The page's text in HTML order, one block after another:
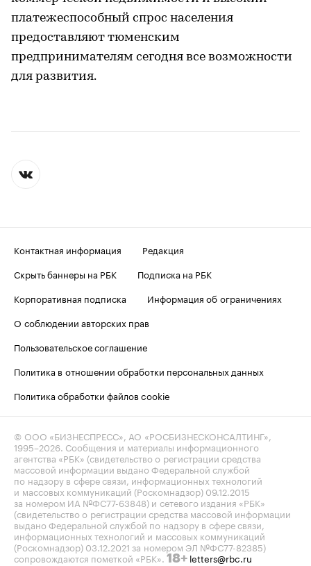
платежеспособный спрос населения
предоставляют тюменским
предпринимателям сегодня все возможности
для развития.
Контактная информация
Редакция
Скрыть баннеры на РБК
Подписка на РБК
Корпоративная подписка
Информация об ограничениях
О соблюдении авторских прав
Пользовательское соглашение
Политика в отношении обработки персональных данных
Политика обработки файлов cookie
© ООО «БИЗНЕСПРЕСС», АО «РОСБИЗНЕСКОНСАЛТИНГ»,
1995–2026. Сообщения и материалы информационного
агентства «РБК» (свидетельство о регистрации средства
массовой информации выдано Федеральной службой
по надзору в сфере связи, информационных технологий
и массовых коммуникаций (Роскомнадзор) 09.12.2015
за номером ИА №ФС77-63848) и сетевого издания «РБК»
(свидетельство о регистрации средства массовой информации
выдано Федеральной службой по надзору в сфере связи,
информационных технологий и массовых коммуникаций
(Роскомнадзор) 03.12.2021 за номером ЭЛ №ФС77-82385)
сопровождаются пометкой «РБК». 18+ letters@rbc.ru